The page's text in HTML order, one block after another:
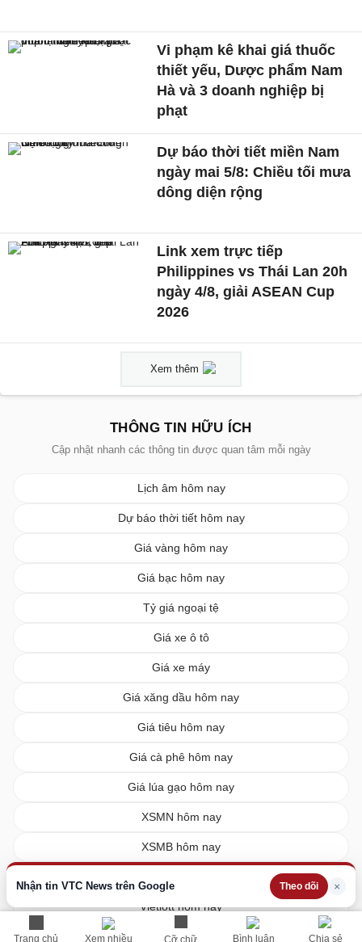
Trang chủ Xem nhiều Cỡ chữ Bình luận Chia sẻ
Nhận tin VTC News trên Google Theo dõi ×
Vi phạm kê khai giá thuốc
thiết yếu, Dược phẩm Nam
Hà và 3 doanh nghiệp bị
phạt
Dự báo thời tiết miền Nam
ngày mai 5/8: Chiều tối mưa
dông diện rộng
Link xem trực tiếp
Philippines vs Thái Lan 20h
ngày 4/8, giải ASEAN Cup
2026
Xem thêm
THÔNG TIN HỮU ÍCH
Cập nhật nhanh các thông tin được quan tâm mỗi ngày
Lịch âm hôm nay
Dự báo thời tiết hôm nay
Giá vàng hôm nay
Giá bạc hôm nay
Tỷ giá ngoại tệ
Giá xe ô tô
Giá xe máy
Giá xăng dầu hôm nay
Giá tiêu hôm nay
Giá cà phê hôm nay
Giá lúa gạo hôm nay
XSMN hôm nay
XSMB hôm nay
Vietlott hôm nay